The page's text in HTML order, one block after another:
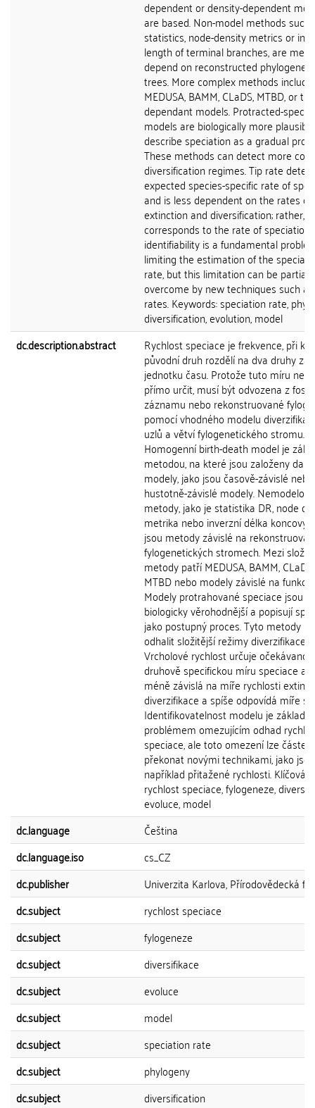
dependent or density-dependent
are based. Non-model methods such
statistics, node-density metrics or
length of terminal branches, are
depend on reconstructed
trees. More complex methods include
MEDUSA, BAMM, CLaDS, MTBD, or
dependant models. Protracted-
models are biologically more
describe speciation as a gradual
These methods can detect more
diversification regimes. Tip rate
expected species-specific rate of
and is less dependent on the rates of
extinction and diversification; rather, it
corresponds to the rate of
identifiability is a fundamental
limiting the estimation of the
rate, but this limitation can be partially
overcome by new techniques such
rates. Keywords: speciation rate,
diversification, evolution, model
dc.description.abstract
Rychlost speciace je frekvence, při
původní druh rozdělí na dva druhy za
jednotku času. Protože tuto míru
přímo určit, musí být odvozena z
záznamu nebo rekonstruované
pomocí vhodného modelu
uzlů a větví fylogenetického stromu.
Homogenní birth-death model je
metodou, na které jsou založeny další
modely, jako jsou časově-závislé nebo
hustotně-závislé modely. Nemodelové
metody, jako je statistika DR, node
metrika nebo inverzní délka
jsou metody závislé na
fylogenetických stromech. Mezi
metody patří MEDUSA, BAMM, CLaDS,
MTBD nebo modely závislé na
Modely protrahované speciace jsou
biologicky věrohodnější a popisují
jako postupný proces. Tyto metody
odhalit složitější režimy diverzifikace.
Vrcholové rychlost určuje očekávanou
druhově specifickou míru speciace a
méně závislá na míře rychlosti
diverzifikace a spíše odpovídá míře
Identifikovatelnost modelu je
problémem omezujícím odhad
speciace, ale toto omezení lze
překonat novými technikami, jako jsou
například přitažené rychlosti. Klíčová
rychlost speciace, fylogeneze,
evoluce, model
dc.language
Čeština
dc.language.iso
cs_CZ
dc.publisher
Univerzita Karlova, Přírodovědecká
dc.subject
rychlost speciace
dc.subject
fylogeneze
dc.subject
diversifikace
dc.subject
evoluce
dc.subject
model
dc.subject
speciation rate
dc.subject
phylogeny
dc.subject
diversification